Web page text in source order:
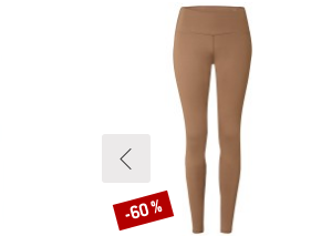
Remise
-60 %